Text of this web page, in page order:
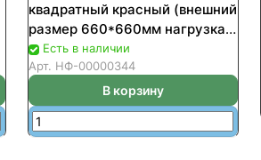
квадратный красный (внешний
размер 660*660мм нагрузка
до 3т) (50шт/пал)
Есть в наличии
Арт. НФ-00000344
В корзину